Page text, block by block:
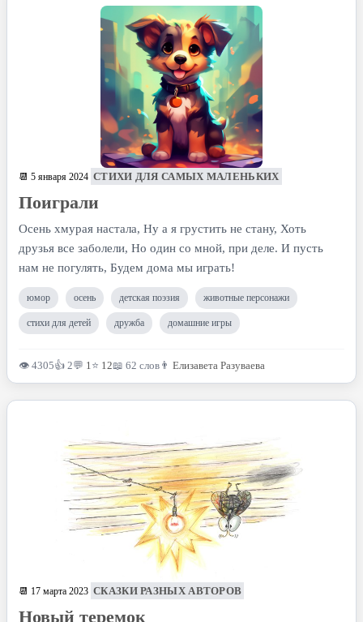
📆 5 января 2024 СТИХИ ДЛЯ САМЫХ МАЛЕНЬКИХ
Поиграли
Осень хмурая настала, Ну а я грустить не стану, Хоть
друзья все заболели, Но один со мной, при деле. И пусть
нам не погулять, Будем дома мы играть!
юмор осень детская поэзия животные персонажи
стихи для детей дружба домашние игры
👁 4305👍 2💬 1⭐ 12📖 62 слов 👨 Елизавета Разуваева
📆 17 марта 2023 СКАЗКИ РАЗНЫХ АВТОРОВ
Новый теремок